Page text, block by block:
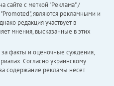
сайте с меткой "Реклама" /
являются рекламными и
редакция участвует в
мнения, высказанные в этих
за факты и оценочные суждения,
Согласно украинскому
за содержание рекламы несет